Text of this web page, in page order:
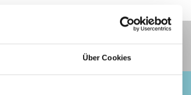
Über Cookies